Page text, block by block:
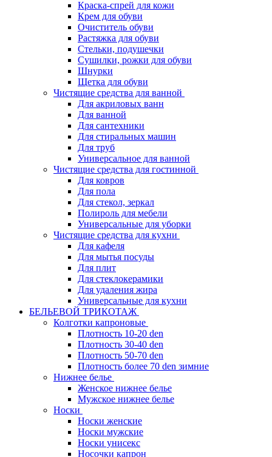
Краска-спрей для кожи
Крем для обуви
Очиститель обуви
Растяжка для обуви
Стельки, подушечки
Сушилки, рожки для обуви
Шнурки
Щетка для обуви
Чистящие средства для ванной
Для акриловых ванн
Для ванной
Для сантехники
Для стиральных машин
Для труб
Универсальное для ванной
Чистящие средства для гостинной
Для ковров
Для пола
Для стекол, зеркал
Полироль для мебели
Универсальные для уборки
Чистящие средства для кухни
Для кафеля
Для мытья посуды
Для плит
Для стеклокерамики
Для удаления жира
Универсальные для кухни
БЕЛЬЕВОЙ ТРИКОТАЖ
Колготки капроновые
Плотность 10-20 den
Плотность 30-40 den
Плотность 50-70 den
Плотность более 70 den зимние
Нижнее белье
Женское нижнее белье
Мужское нижнее белье
Носки
Носки женские
Носки мужские
Носки унисекс
Носочки капрон